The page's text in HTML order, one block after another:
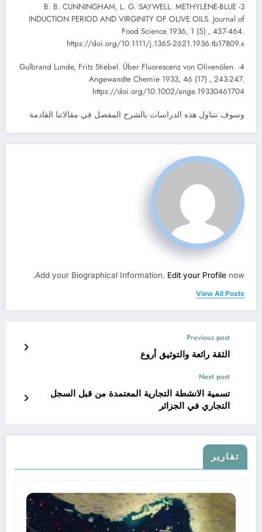
3- B. B. CUNNINGHAM, L. G. SAYWELL. METHYLENE-BLUE
INDUCTION PERIOD AND VIRGINITY OF OLIVE OILS. Journal of
Food Science 1936, 1 (5) , 457-464.
https://doi.org/10.1111/j.1365-2621.1936.tb17809.x
4- Gulbrand Lunde, Fritz Stiebel. Über Fluorescenz von Olivenölen.
Angewandte Chemie 1933, 46 (17) , 243-247.
https://doi.org/10.1002/ange.19330461704
وسوف نتناول هذه الدراسات بالشرح المفصل في مقالاتنا القادمة
Add your Biographical Information. Edit your Profile now.
View All Posts
Previous post
الثقة رائعة والتوثيق أروع
Next post
تسمية الانشطة التجارية المعتمدة من قبل السجل
التجاري في الجزائر
تقارير